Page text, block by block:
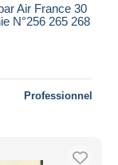
Air France 30
N°256 265 268
Professionnel